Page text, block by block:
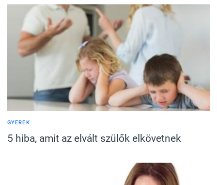
GYEREK
5 hiba, amit az elvált szülők elkövetnek